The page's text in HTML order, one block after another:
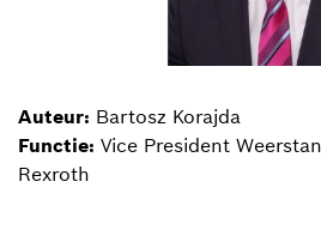
Auteur: Bartosz Korajda
Functie: Vice President
Rexroth